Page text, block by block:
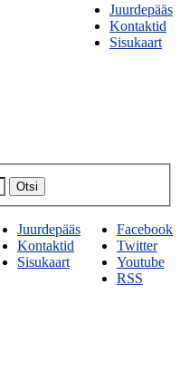
Juurdepääs
Kontaktid
Sisukaart
Otsi
Facebook
Twitter
Youtube
RSS
Juurdepääs
Kontaktid
Sisukaart